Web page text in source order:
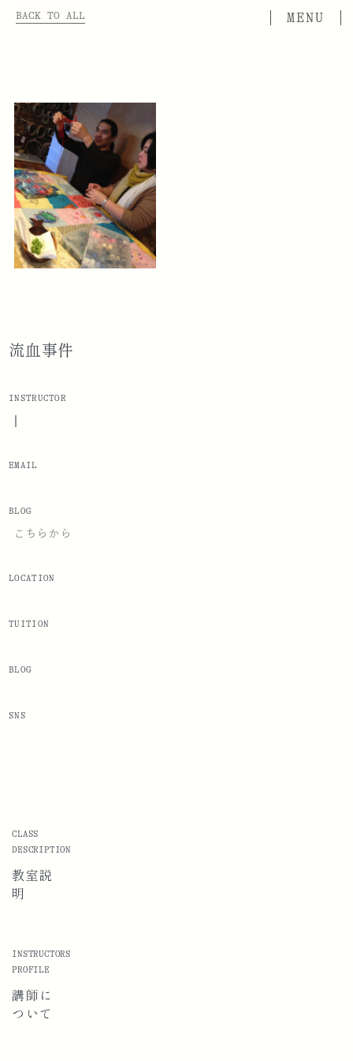
BACK TO ALL
流血事件
INSTRUCTOR
|
EMAIL
BLOG
こちらから
LOCATION
TUITION
BLOG
SNS
CLASS
DESCRIPTION
教室説
明
INSTRUCTORS
PROFILE
講師に
ついて